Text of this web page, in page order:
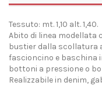
Tessuto: mt. 1,10 alt. 1,40.
Abito di linea modellata
bustier dalla scollatura
fascioncino e baschina
bottoni a pressione o
Realizzabile in denim,